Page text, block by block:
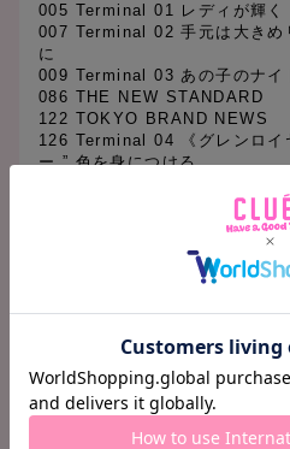
005 Terminal 01 レディが輝く
007 Terminal 02 手元は大きめ
に
009 Terminal 03 あの子のナイ
086 THE NEW STANDARD
122 TOKYO BRAND NEWS
126 Terminal 04 《グレンロイ
ー ” 色を身につける。
128 Terminal 06 塚本太郎のシ
129 Terminal 07 靴とバッグと
130 今月の気になる人
132 今月の CD
133 今月の ART&BOOK
136 CLUÉL JOURNAL